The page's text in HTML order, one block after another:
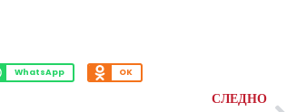
WhatsApp OK
СЛЕДНО